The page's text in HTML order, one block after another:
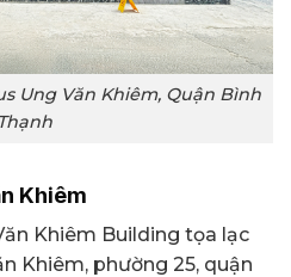
Ung Văn Khiêm, Quận Bình
Thạnh
Khiêm
Khiêm Building tọa lạc
Khiêm, phường 25, quận